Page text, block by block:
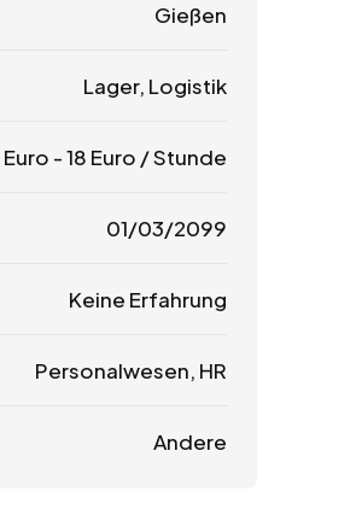
Gießen
Lager, Logistik
Euro -18 Euro / Stunde
01/03/2099
Keine Erfahrung
Personalwesen, HR
Andere